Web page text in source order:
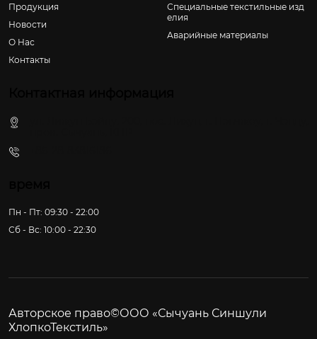
Продукция
Новости
О Hас
Контакты
Специальные текстильные изд
елия
Аварийные материалы
Пн - Пт: 09:30 - 22:00
Сб - Вс: 10:00 - 22:30
Авторское право©ООО «Сычуань Синшули
ХлопкоТекстиль»